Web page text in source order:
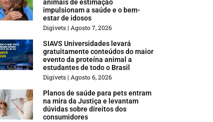
animais de estimação
impulsionam a saúde e o bem-
estar de idosos
Digivets Agosto 7, 2026
SIAVS Universidades levará
gratuitamente conteúdos do maior
evento da proteína animal a
estudantes de todo o Brasil
Digivets Agosto 6, 2026
Planos de saúde para pets entram
na mira da Justiça e levantam
dúvidas sobre direitos dos
consumidores